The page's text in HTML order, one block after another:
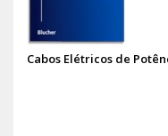
Cabos Elétricos de